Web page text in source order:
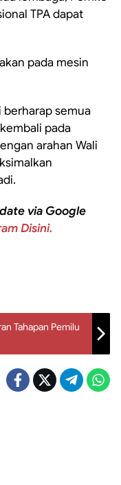
TPA dapat
pada mesin
berharap semua
pada
arahan Wali
via Google
Disini.
Tahapan Pemilu